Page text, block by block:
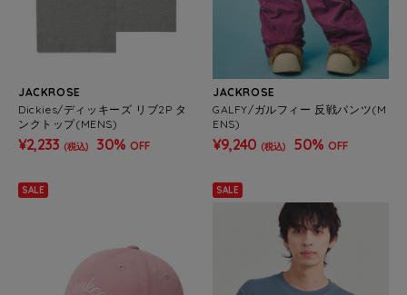
JACKROSE
Dickies/ディッキーズ リブ2P タ
ンクトップ(MENS)
¥2,233 (税込) 30% OFF
JACKROSE
GALFY/ガルフィー 反戦パンツ(M
ENS)
¥9,240 (税込) 50% OFF
SALE SALE